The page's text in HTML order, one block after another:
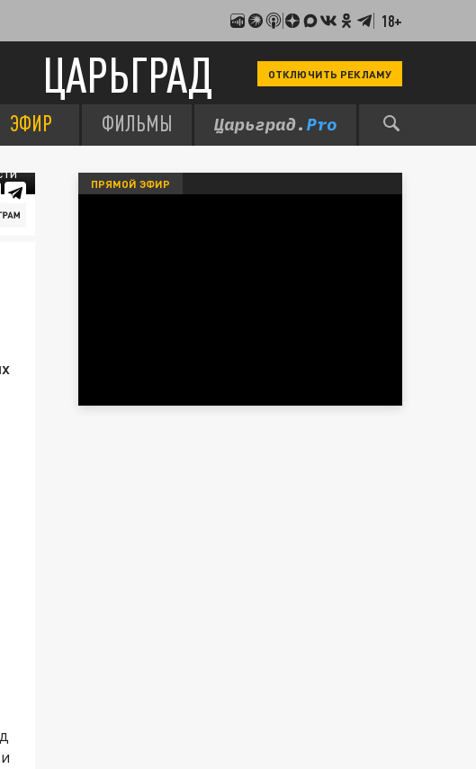
18+
ЦАРЬГРАД ОТКЛЮЧИТЬ РЕКЛАМУ
ЭФИР ФИЛЬМЫ
ПРЯМОЙ ЭФИР